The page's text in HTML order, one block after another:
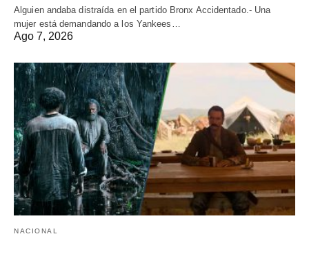
Alguien andaba distraída en el partido Bronx Accidentado.- Una
mujer está demandando a los Yankees…
Ago 7, 2026
NACIONAL